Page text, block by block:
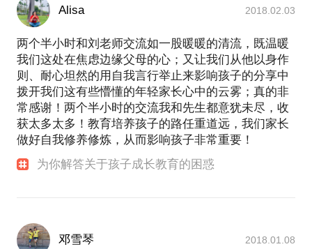
Alisa 2018.02.03
两个半小时和刘老师交流如一股暖暖的清流，既温暖
我们这处在焦虑边缘父母的心；又让我们从他以身作
则、耐心坦然的用自我言行举止来影响孩子的分享中
拨开我们这有些懵懂的年轻家长心中的云雾；真的非
常感谢！两个半小时的交流我和先生都意犹未尽，收
获太多太多！教育培养孩子的路任重道远，我们家长
做好自我修养修炼，从而影响孩子非常重要！
为你解答关于孩子成长教育的困惑
邓雪琴 2018.01.08